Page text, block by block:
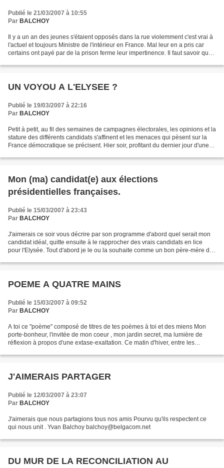
Publié le 21/03/2007 à 10:55
Par BALCHOY
Il y a un an des jeunes s'étaient opposés dans la rue violemment c'est vrai à
l'actuel et toujours Ministre de l'intérieur en France. Mal leur en a pris car
certains ont payé par de la prison ferme leur impertinence. Il faut savoir que
UN VOYOU A L'ELYSEE ?
Publié le 19/03/2007 à 22:16
Par BALCHOY
Petit à petit, au fil des semaines de campagnes électorales, les opinions et la
stature des différents candidats s'affinent et les menaces qui pèsent sur la
France démocratique se précisent. Hier soir, profitant du dernier jour d'une
Mon (ma) candidat(e) aux élections
présidentielles françaises.
Publié le 15/03/2007 à 23:43
Par BALCHOY
J'aimerais ce soir vous décrire par son programme d'abord quel serait mon
candidat idéal, quitte ensuite à le rapprocher des vrais candidats en lice
pour l'Elysée. Tout d'abord je le ou la souhaite comme un bon père-mère de
POEME A QUATRE MAINS
Publié le 15/03/2007 à 09:52
Par BALCHOY
A toi ce "poème" composé de titres de tes poèmes à toi et des miens Mon
porte-bonheur, l'invitée de mon coeur , mon jardin secret, ma lumière de
réflexion à propos d'une extase-exaltation. Ce matin d'hiver, entre les
J'AIMERAIS PARTAGER
Publié le 12/03/2007 à 23:07
Par BALCHOY
J'aimerais que nous partagions tous nos amis Pourvu qu'ils respectent ce
qui nous unit . Yvan Balchoy balchoy@belgacom.net
DU MUR DE LA RECONCILIATION AU